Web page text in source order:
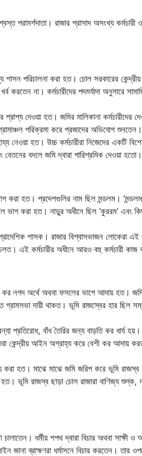
পরামর্শদাতা। রাজার প্রাসাদ অসংখ্য
পরিচালনা করা হত। চোল সরকারের কেন্দ্রীয়
করতেন না। কর্মচারীদের পদমর্যাদা অনুসারে
প্রাপ্য দেওয়া হত। জমির মালিকানা কর্মচারীদের
পরিক্রমা করে প্রজাদের অভিযোগ শুনতেন।
নেওয়া হত। উচ্চ কর্মচারীরা নিজেদের একটি
বদলে জমি দ্বারা পারিশ্রমিক দেওয়া হতো।
করা হত। প্রদেশগুলির নাম ছিল মন্ডলম।
ভাগ করা হত। নাড়ুর অধীনে ছিল ‘কুররম’ এবং
শাসক। রাজার বিশ্বাসভাজন লোকেরা এই
এই কর্মচারীর অধীনে আরও বহু কর্মচারী
নগদ অর্থে অথবা ফসলের ভাগে আদায় হত।
গ্রামসভা দায়ী থাকত। ভূমি রাজস্বের হার
প্রতিরোধ, বাঁধ তৈরির জন্য বাড়তি কর ধার্য
কেন্দ্রীয় আইন অগ্রাহ্য করে বেশী কর আদায়
হত। মাঝে মাঝে জমি জরিপ করে ভূমি রাজস্ব
ভূমি রাজস্ব ছাড়া চোল রাজারা বাণিজ্য
চালাতেন। ধর্মীয় শপথ দ্বারা বিচার অথবা সাক্ষী
ব্রাহ্মণরা ধর্মাসনে বিচার করতেন। তার